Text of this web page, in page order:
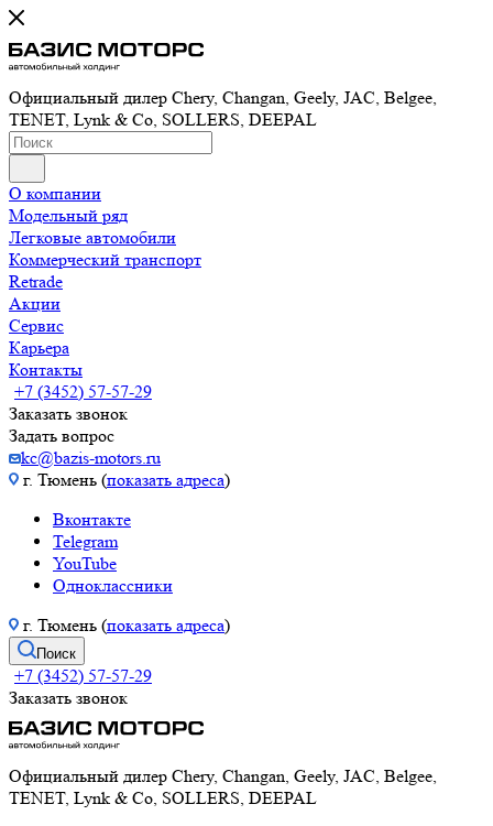
Официальный дилер Chery, Changan, Geely, JAC, Belgee,
TENET, Lynk & Co, SOLLERS, DEEPAL
О компании
Модельный ряд
Легковые автомобили
Коммерческий транспорт
Retrade
Акции
Сервис
Карьера
Контакты
+7 (3452) 57-57-29
Заказать звонок
Задать вопрос
kc@bazis-motors.ru
г. Тюмень (показать адреса)
Вконтакте
Telegram
YouTube
Одноклассники
г. Тюмень (показать адреса)
Поиск
+7 (3452) 57-57-29
Заказать звонок
Официальный дилер Chery, Changan, Geely, JAC, Belgee,
TENET, Lynk & Co, SOLLERS, DEEPAL